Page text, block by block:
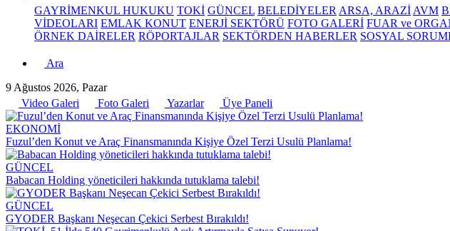
GAYRİMENKUL HUKUKU TOKİ GÜNCEL BELEDİYELER ARSA, ARAZİ AVM
VİDEOLARI EMLAK KONUT ENERJİ SEKTÖRÜ FOTO GALERİ FUAR ve
ÖRNEK DAİRELER RÖPORTAJLAR SEKTÖRDEN HABERLER SOSYAL
Ara
9 Ağustos 2026, Pazar
Video Galeri
Foto Galeri Yazarlar Üye Paneli
EKONOMİ
Fuzul’den Konut ve Araç Finansmanında Kişiye Özel Terzi Usulü Planlama!
GÜNCEL
Babacan Holding yöneticileri hakkında tutuklama talebi!
GÜNCEL
GYODER Başkanı Neşecan Çekici Serbest Bırakıldı!